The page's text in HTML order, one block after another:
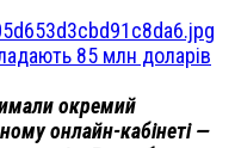
85 млн доларів
окремий
онлайн-кабінеті —